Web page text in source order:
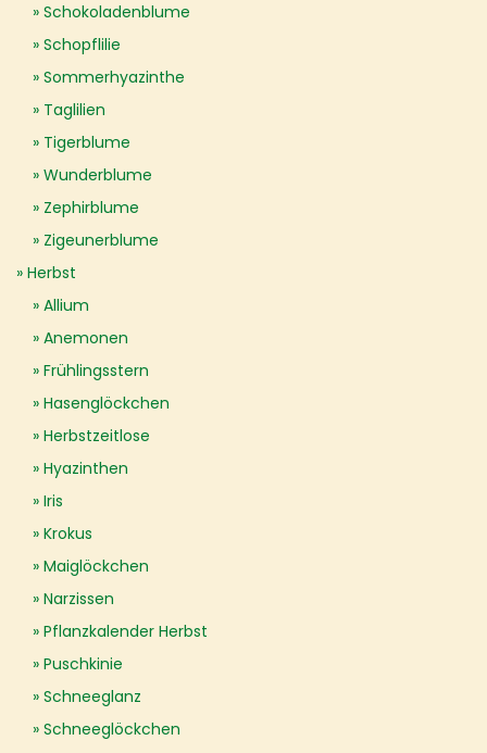
Schokoladenblume
Schopflilie
Sommerhyazinthe
Taglilien
Tigerblume
Wunderblume
Zephirblume
Zigeunerblume
Herbst
Allium
Anemonen
Frühlingsstern
Hasenglöckchen
Herbstzeitlose
Hyazinthen
Iris
Krokus
Maiglöckchen
Narzissen
Pflanzkalender Herbst
Puschkinie
Schneeglanz
Schneeglöckchen